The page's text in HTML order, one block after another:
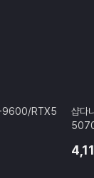
9600/RTX5
샵다